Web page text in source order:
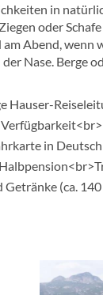
in
oder
Abend, wenn
Nase. Berge
Hauser-
in
(ca.